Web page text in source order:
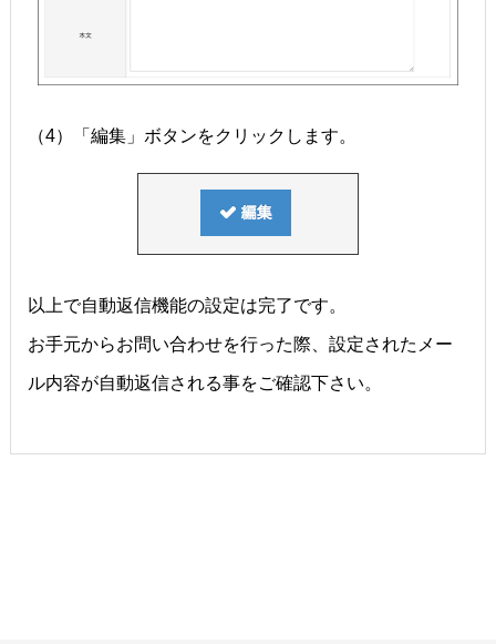
（4）「編集」ボタンをクリックします。
以上で自動返信機能の設定は完了です。
お手元からお問い合わせを行った際、設定されたメー
ル内容が自動返信される事をご確認下さい。